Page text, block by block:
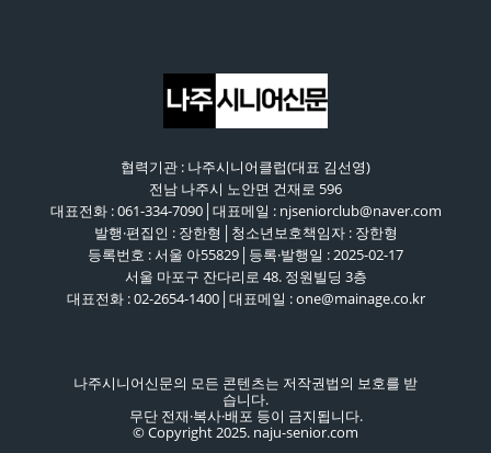
협력기관 : 나주시니어클럽(대표 김선영)
전남 나주시 노안면 건재로 596
대표전화 : 061-334-7090│대표메일 : njseniorclub@naver.com
발행·편집인 : 장한형│청소년보호책임자 : 장한형
등록번호 : 서울 아55829│등록·발행일 : 2025-02-17
서울 마포구 잔다리로 48. 정원빌딩 3층
대표전화 : 02-2654-1400│대표메일 : one@mainage.co.kr
나주시니어신문의 모든 콘텐츠는 저작권법의 보호를 받
습니다.
무단 전재·복사·배포 등이 금지됩니다.
© Copyright 2025. naju-senior.com